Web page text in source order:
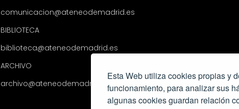
Esta Web utiliza cookies propias y
funcionamiento, para analizar sus
algunas cookies guardan relación
comunicacion@ateneodemadrid.es
BIBLIOTECA
biblioteca@ateneodemadrid.es
ARCHIVO
archivo@ateneodemadrid.es